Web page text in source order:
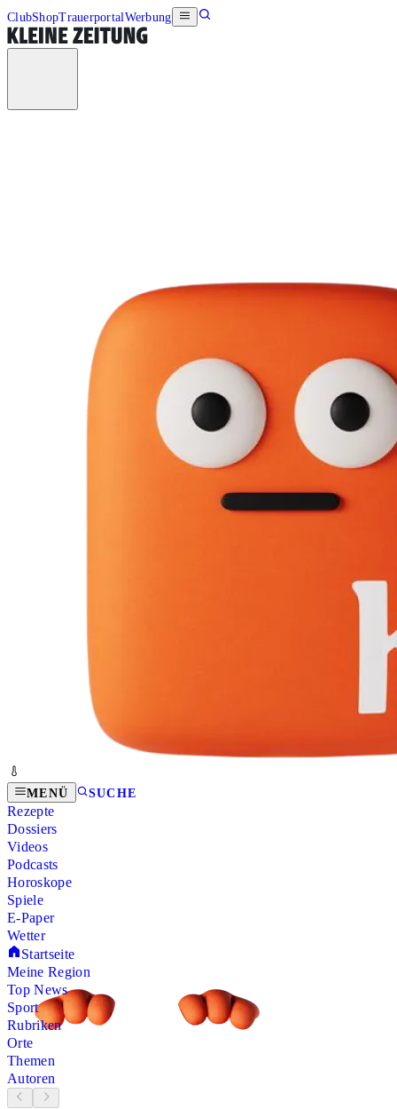
ClubShopTrauerportalWerbung
MENÜ SUCHE
Rezepte
Dossiers
Videos
Podcasts
Horoskope
Spiele
E-Paper
Wetter
Startseite
Meine Region
Top News
Sport
Rubriken
Orte
Themen
Autoren